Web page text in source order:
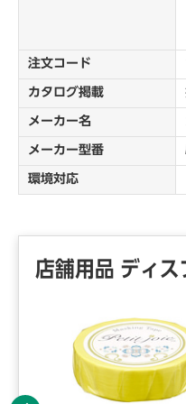
注文コード
カタログ掲載
メーカー名
メーカー型番
環境対応
店舗用品 ディ